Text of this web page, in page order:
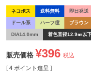
ネコポス 送料無料 即日発送
ドール系 ハーフ瞳 ブラウン
DIA14.0mm 着色直径12.9㎜以
販売価格 ¥396 税込
[ 4 ポイント進呈 ]